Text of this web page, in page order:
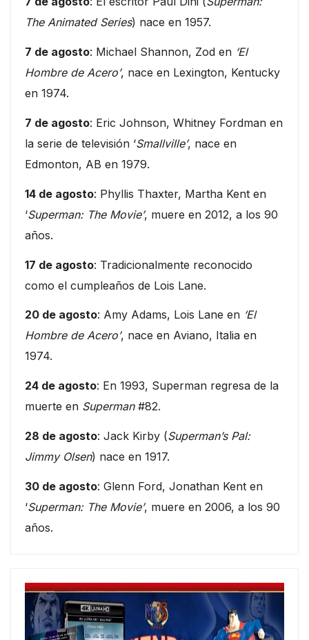
The Animated Series) nace en 1957.
7 de agosto: Michael Shannon, Zod en ‘El
Hombre de Acero’, nace en Lexington, Kentucky
en 1974.
7 de agosto: Eric Johnson, Whitney Fordman en
la serie de televisión ‘Smallville’, nace en
Edmonton, AB en 1979.
14 de agosto: Phyllis Thaxter, Martha Kent en
‘Superman: The Movie’, muere en 2012, a los 90
años.
17 de agosto: Tradicionalmente reconocido
como el cumpleaños de Lois Lane.
20 de agosto: Amy Adams, Lois Lane en ‘El
Hombre de Acero’, nace en Aviano, Italia en
1974.
24 de agosto: En 1993, Superman regresa de la
muerte en Superman#82.
28 de agosto: Jack Kirby (Superman’s Pal:
Jimmy Olsen) nace en 1917.
30 de agosto: Glenn Ford, Jonathan Kent en
‘Superman: The Movie’, muere en 2006, a los 90
años.